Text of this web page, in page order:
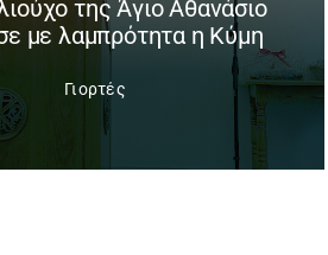
της Άγιο Αθανάσιο
με λαμπρότητα η Κύμη
Γιορτές